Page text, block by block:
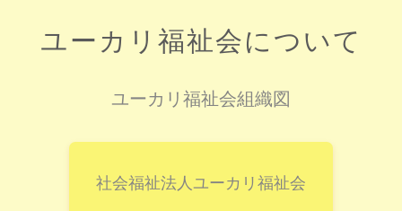
ユーカリ福祉会について
ユーカリ福祉会組織図
社会福祉法人ユーカリ福祉会